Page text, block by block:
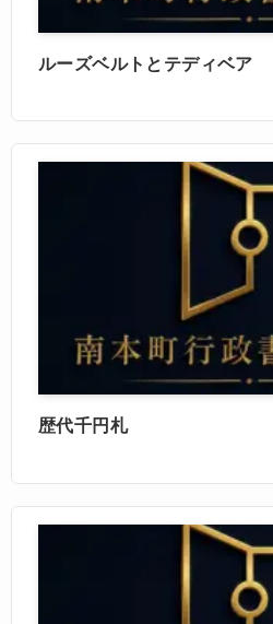
ルーズベルトとテディベア
歴代千円札